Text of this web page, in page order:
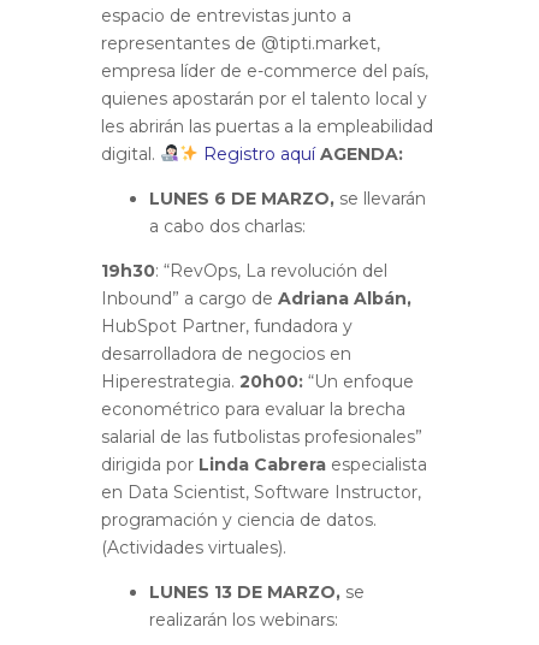
espacio de entrevistas junto a
representantes de @tipti.market,
empresa líder de e-commerce del país,
quienes apostarán por el talento local y
les abrirán las puertas a la empleabilidad
digital.
Registro aquí AGENDA:
LUNES 6 DE MARZO, se llevarán
a cabo dos charlas:
19h30: “RevOps, La revolución del
Inbound” a cargo de Adriana Albán,
HubSpot Partner, fundadora y
desarrolladora de negocios en
Hiperestrategia. 20h00: “Un enfoque
econométrico para evaluar la brecha
salarial de las futbolistas profesionales”
dirigida por Linda Cabrera especialista
en Data Scientist, Software Instructor,
programación y ciencia de datos.
(Actividades virtuales).
LUNES 13 DE MARZO, se
realizarán los webinars: